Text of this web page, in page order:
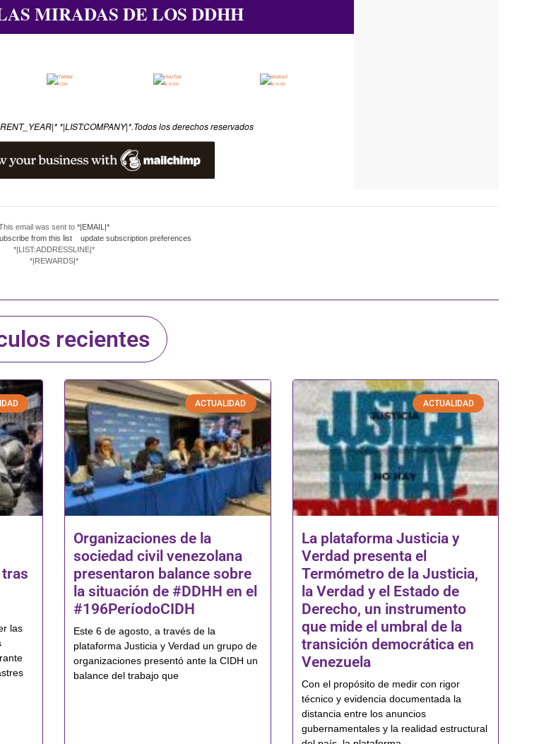
MIRADAS DE LOS DDHH
*|LIST:COMPANY|*.Todos los derechos reservados
email was sent to *|EMAIL|*
from this list
update subscription preferences
*|LIST:ADDRESSLINE|*
*|REWARDS|*
recientes
las
ACTUALIDAD
Organizaciones de la
sociedad civil venezolana
presentaron balance sobre
la situación de #DDHH en el
#196PeríodoCIDH
Este 6 de agosto, a través de la
plataforma Justicia y Verdad un grupo de
organizaciones presentó ante la CIDH un
balance del trabajo que
ACTUALIDAD
La plataforma Justicia y
Verdad presenta el
Termómetro de la Justicia,
la Verdad y el Estado de
Derecho, un instrumento
que mide el umbral de la
transición democrática en
Venezuela
Con el propósito de medir con rigor
técnico y evidencia documentada la
distancia entre los anuncios
gubernamentales y la realidad estructural